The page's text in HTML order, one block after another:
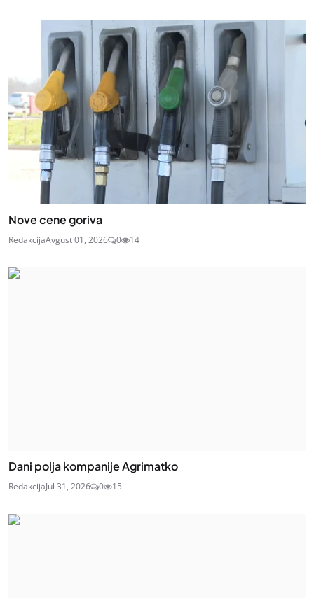
Nove cene goriva
RedakcijaAvgust 01, 2026 0 14
Dani polja kompanije Agrimatko
RedakcijaJul 31, 2026 0 15